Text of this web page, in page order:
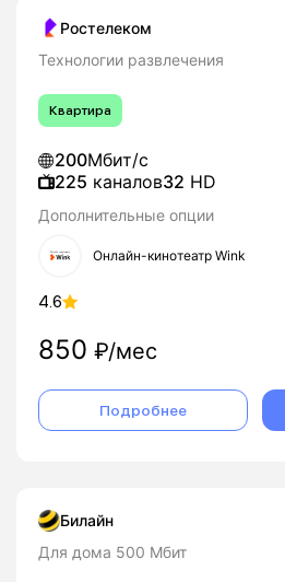
Ростелеком
Технологии развлечения
Квартира
200Мбит/с
225 каналов32 HD
Дополнительные опции
Онлайн-кинотеатр Wink
4.6
850 ₽/мес
Подробнее
Билайн
Для дома 500 Мбит